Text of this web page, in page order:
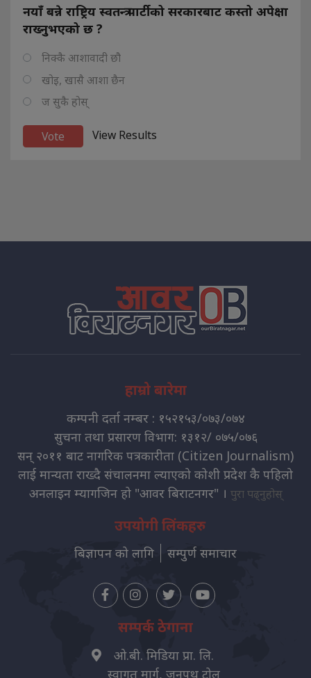
नयाँ बन्ने राष्ट्रिय स्वतन्त्र पार्टीको सरकारबाट कस्तो अपेक्षा
राख्नुभएको छ ?
निक्कै आशावादी छौ
खोइ, खासै आशा छैन
ज सुकै होस्
View Results
हाम्रो बारेमा
कम्पनी दर्ता नम्बर : १५२१५३/०७३/०७४
सुचना तथा प्रसारण विभाग: १३१२/ ०७५/०७६
सन् २०११ बाट नागरिक पत्रकारीता (Citizen Journalism)
लाई मान्यता राख्दै संचालनमा ल्याएको कोशी प्रदेश कै पहिलो
अनलाइन म्यागजिन हो "आवर बिराटनगर" । पुरा पढ्नुहोस्
उपयोगी लिंकहरु
बिज्ञापन को लागि सम्पुर्ण समाचार
सम्पर्क ठेगाना
ओ.बी. मिडिया प्रा. लि.
स्वागत मार्ग, जनपथ टोल